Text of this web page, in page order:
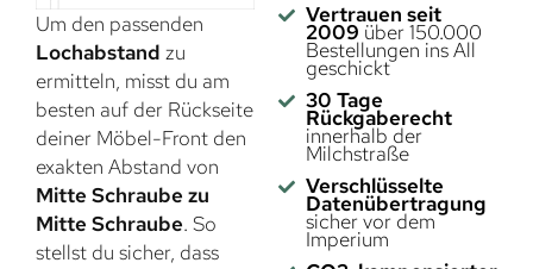
Um den passenden
Lochabstand zu
ermitteln, misst du am
besten auf der Rückseite
deiner Möbel-Front den
exakten Abstand von
Mitte Schraube zu
Mitte Schraube. So
stellst du sicher, dass
Vertrauen seit
2009 über 150.000
Bestellungen ins All
geschickt
30 Tage
Rückgaberecht
innerhalb der
Milchstraße
Verschlüsselte
Datenübertragung
sicher vor dem
Imperium